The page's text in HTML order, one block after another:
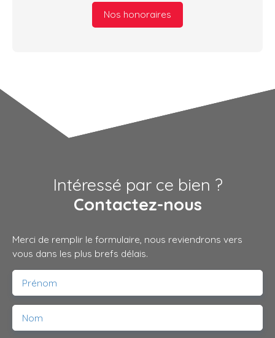
Nos honoraires
Intéressé par ce bien ?
Contactez-nous
Merci de remplir le formulaire, nous reviendrons vers
vous dans les plus brefs délais.
Prénom
Nom